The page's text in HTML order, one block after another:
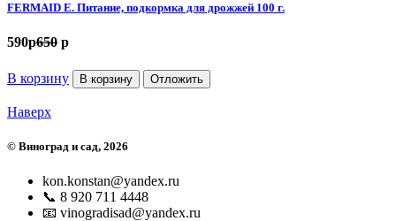
FERMAID E. Питание, подкормка для дрожжей 100 г.
590p650 p
В корзину В корзину Отложить
Наверх
© Виноград и сад, 2026
kon.konstan@yandex.ru
📞 8 920 711 4448
📧 vinogradisad@yandex.ru